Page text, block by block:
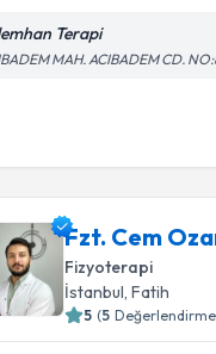
Terapi
MAH. ACIBADEM CD.
Fzt. Cem
Fizyoterapi
İstanbul, Fatih
5 (5